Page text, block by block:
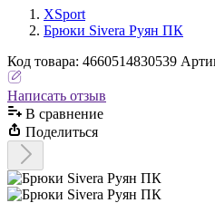
XSport
Брюки Sivera Руян ПК
Код товара: 4660514830539
Написать отзыв
В сравнениe
Поделиться